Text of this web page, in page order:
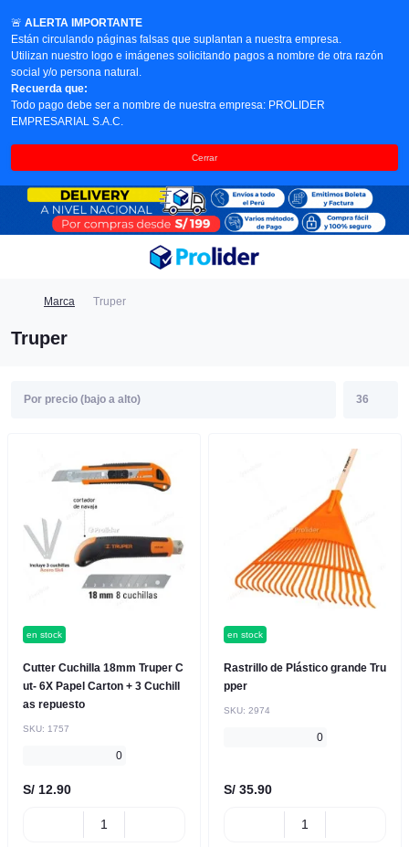
🚨 ALERTA IMPORTANTE
Están circulando páginas falsas que suplantan a nuestra empresa.
Utilizan nuestro logo e imágenes solicitando pagos a nombre de otra razón
social y/o persona natural.
Recuerda que:
Todo pago debe ser a nombre de nuestra empresa: PROLIDER
EMPRESARIAL S.A.C.
Cerrar
Marca Truper
Truper
en stock
Cutter Cuchilla 18mm Truper C
ut- 6X Papel Carton + 3 Cuchill
as repuesto
SKU: 1757
0
S/ 12.90
en stock
Rastrillo de Plástico grande Tru
pper
SKU: 2974
0
S/ 35.90